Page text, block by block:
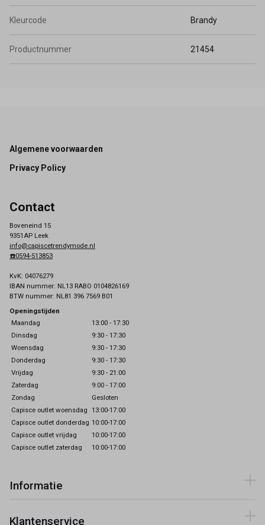
Kleurcode Brandy
Productnummer 21454
Footer
Algemene voorwaarden
Privacy Policy
Contact
Boveneind 15
9351AP Leek
info@capiscetrendymode.nl
☎️0594-513853
KvK: 04076279
IBAN nummer: NL13 RABO 0104826169
BTW nummer: NL81 396 7569 B01
Openingstijden
Maandag
13:00 - 17:30
Dinsdag
9:30 - 17:30
Woensdag
9:30 - 17:30
Donderdag
9:30 - 17:30
Vrijdag
9:30 - 21:00
Zaterdag
9:00 - 17:00
Zondag
Gesloten
Capisce outlet woensdag 13:00-17:00
Capisce outlet donderdag 10:00-17:00
Capisce outlet vrijdag
10:00-17:00
Capisce outlet zaterdag
10:00-17:00
Informatie
Klantenservice